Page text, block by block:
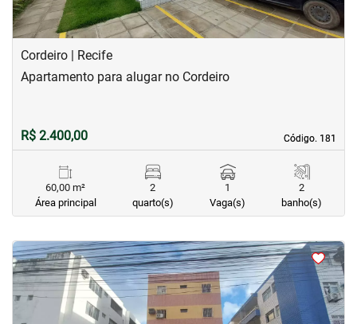
Cordeiro | Recife
Código. 181
Código. 181
Apartamento para alugar no Cordeiro
R$ 2.400,00
60,00 m²
Área principal
2
quarto(s)
1
Vaga(s)
2
banho(s)
<<<<